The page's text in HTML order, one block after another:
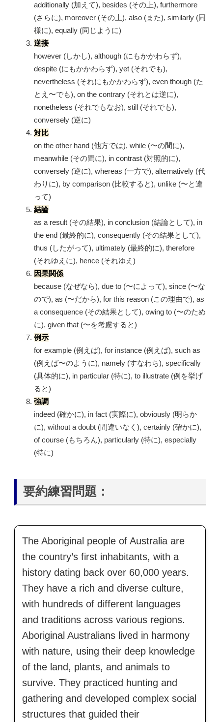
additionally (加えて), besides (その上), furthermore
(さらに), moreover (その上), also (また), similarly (同
様に), equally (同じように)
逆接
however (しかし), although (にもかかわらず),
despite (にもかかわらず), yet (それでも),
nevertheless (それにもかかわらず), even though (た
とえ〜でも), on the contrary (それとは逆に),
nonetheless (それでもなお), still (それでも),
conversely (逆に)
対比
on the other hand (他方では), while (〜の間に),
meanwhile (その間に), in contrast (対照的に),
conversely (逆に), whereas (一方で), alternatively (代
わりに), by comparison (比較すると), unlike (〜と違
って)
結論
as a result (その結果), in conclusion (結論として), in
the end (最終的に), consequently (その結果として),
thus (したがって), ultimately (最終的に), therefore
(それゆえに), hence (それゆえ)
因果関係
because (なぜなら), due to (〜によって), since (〜な
ので), as (〜だから), for this reason (この理由で), as
a consequence (その結果として), owing to (〜のため
に), given that (〜を考慮すると)
例示
for example (例えば), for instance (例えば), such as
(例えば〜のように), namely (すなわち), specifically
(具体的に), in particular (特に), to illustrate (例を挙げ
ると)
強調
indeed (確かに), in fact (実際に), obviously (明らか
に), without a doubt (間違いなく), certainly (確かに),
of course (もちろん), particularly (特に), especially
(特に)
要約練習問題：
The Aboriginal people of Australia are
the country’s first inhabitants, with a
history dating back over 60,000 years.
They have a rich and diverse culture,
with hundreds of different languages
and traditions across various regions.
Aboriginal Australians lived in harmony
with nature, using their deep knowledge
of the land, plants, and animals to
survive. They practiced hunting and
gathering and developed complex social
structures that guided their